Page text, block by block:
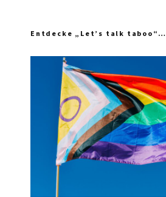
Entdecke „Let’s talk taboo“…